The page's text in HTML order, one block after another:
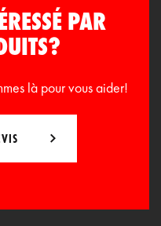
PAR
là pour vous aider!